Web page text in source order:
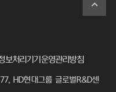
보처리기기운영관리방침
HD현대그룹 글로벌R&D센